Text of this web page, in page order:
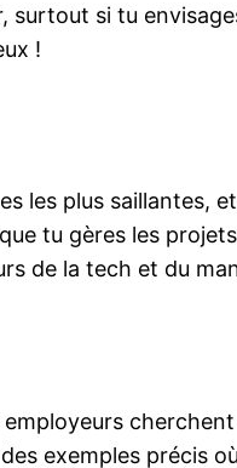
si tu
!
les plus saillantes,
tu gères les
de la tech et du
employeurs
exemples précis